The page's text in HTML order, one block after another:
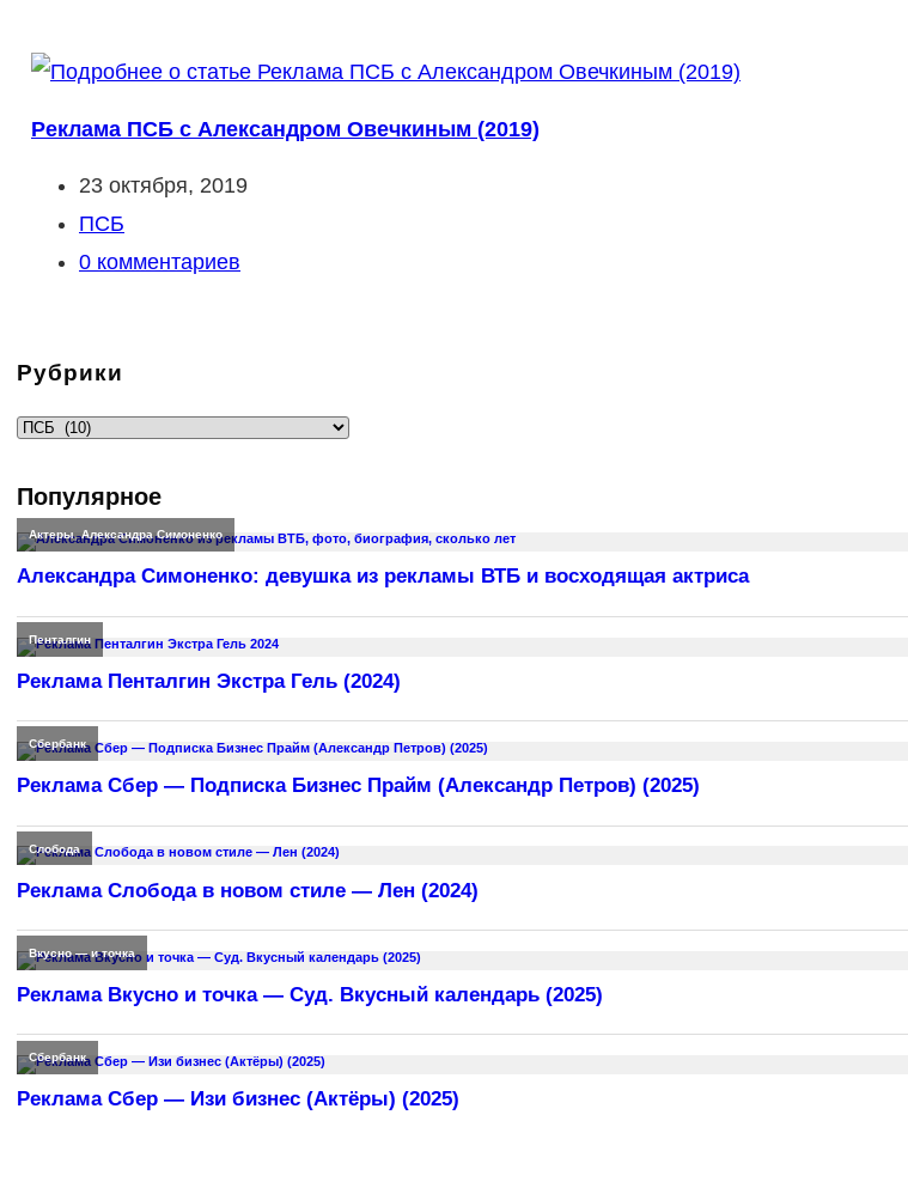
записи:
Реклама ПСБ с Александром Овечкиным (2019)
Запись
опубликована:
23 октября, 2019
Рубрика
записи:
ПСБ
Комментарии
0 комментариев
Рубрики
Рубрики
Популярное
Актеры,Александра Симоненко
Александра Симоненко: девушка из рекламы ВТБ и восходящая актриса
Пенталгин
Реклама Пенталгин Экстра Гель (2024)
Сбербанк
Реклама Сбер — Подписка Бизнес Прайм (Александр Петров) (2025)
Слобода
Реклама Слобода в новом стиле — Лен (2024)
Вкусно — и точка
Реклама Вкусно и точка — Суд. Вкусный календарь (2025)
Сбербанк
Реклама Сбер — Изи бизнес (Актёры) (2025)